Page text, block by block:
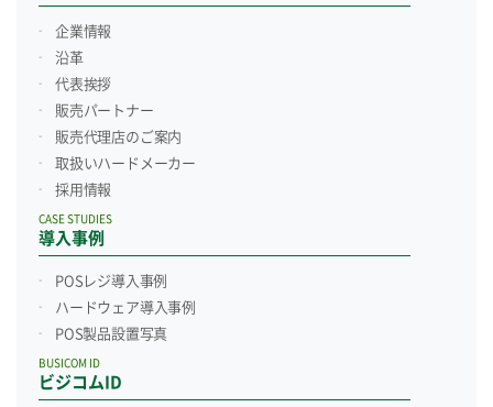
企業情報
沿革
代表挨拶
販売パートナー
販売代理店のご案内
取扱いハードメーカー
採用情報
導入事例
CASE STUDIES
POSレジ導入事例
ハードウェア導入事例
POS製品設置写真
ビジコムID
BUSICOM ID